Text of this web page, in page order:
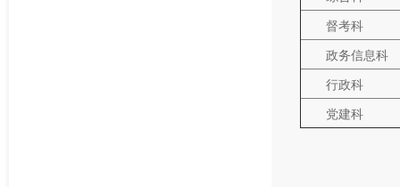
督考科
政务信息科
行政科
党建科